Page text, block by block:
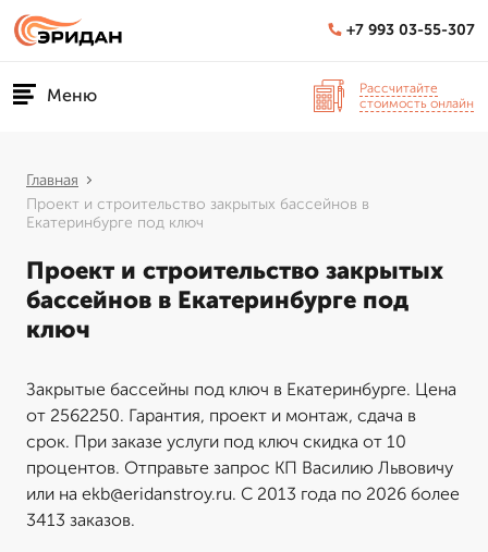
+7 993 03-55-307
Меню
Рассчитайте
стоимость онлайн
Главная
Проект и строительство закрытых бассейнов в
Екатеринбурге под ключ
Проект и строительство закрытых
бассейнов в Екатеринбурге под
ключ
Закрытые бассейны под ключ в Екатеринбурге. Цена
от 2562250. Гарантия, проект и монтаж, сдача в
срок. При заказе услуги под ключ скидка от 10
процентов. Отправьте запрос КП Василию Львовичу
или на ekb@eridanstroy.ru. С 2013 года по 2026 более
3413 заказов.